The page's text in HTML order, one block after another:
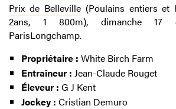
Prix de Belleville(Poulains entiers et
2ans, 1 800m), dimanche 17
ParisLongchamp.
Propriétaire : White Birch Farm
Entraîneur : Jean-Claude Rouget
Éleveur : G J Kent
Jockey : Cristian Demuro